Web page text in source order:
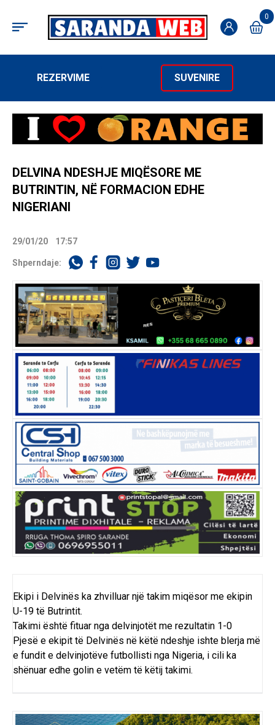
0
REZERVIME SUVENIRE
DELVINA NDESHJE MIQËSORE ME
BUTRINTIN, NË FORMACION EDHE
NIGERIANI
29/01/20 17:57
Shperndaje:
Ekipi i Delvinës ka zhvilluar një takim miqësor me ekipin
U-19 të Butrintit.
Takimi është fituar nga delvinjotët me rezultatin 1-0
Pjesë e ekipit të Delvinës në këtë ndeshje ishte blerja më
e fundit e delvinjotëve futbollisti nga Nigeria, i cili ka
shënuar edhe golin e vetëm të këtij takimi.